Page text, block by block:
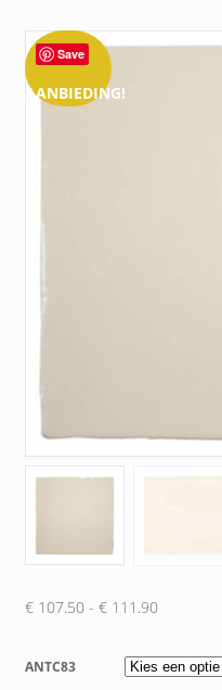
AANBIEDING!
Save
€107.50 - €111.90Prijsklasse:
tot
€ 111.90
ANTC83